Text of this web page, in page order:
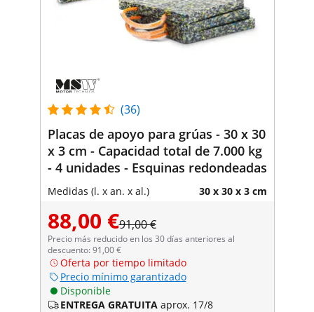
(36)
Placas de apoyo para grúas - 30 x 30
x 3 cm - Capacidad total de 7.000 kg
- 4 unidades - Esquinas redondeadas
Medidas (l. x an. x al.) 30 x 30 x 3 cm
88,00 €91,00 €
Precio más reducido en los 30 días anteriores al
descuento: 91,00 €
Oferta por tiempo limitado
Precio mínimo garantizado
Disponible
ENTREGA GRATUITA aprox. 17/8